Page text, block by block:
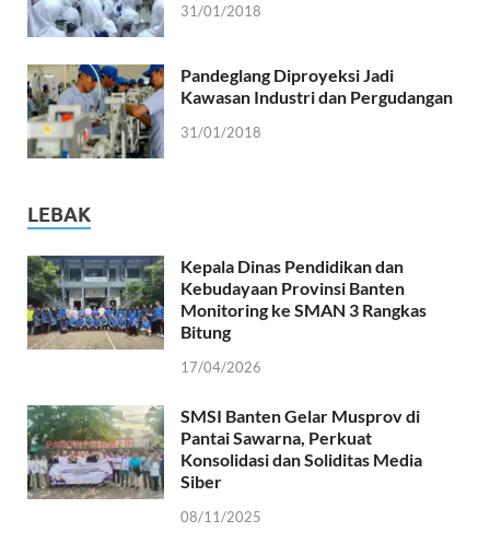
31/01/2018
Pandeglang Diproyeksi Jadi
Kawasan Industri dan Pergudangan
31/01/2018
LEBAK
Kepala Dinas Pendidikan dan
Kebudayaan Provinsi Banten
Monitoring ke SMAN 3 Rangkas
Bitung
17/04/2026
SMSI Banten Gelar Musprov di
Pantai Sawarna, Perkuat
Konsolidasi dan Soliditas Media
Siber
08/11/2025